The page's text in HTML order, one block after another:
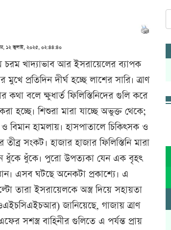
১২ জুলাই, ২০২৫, ০২:৪৪:৪০
চরম খাদ্যাভাব আর ইসরায়েলের ব্যাপক
মুখে প্রতিদিন দীর্ঘ হচ্ছে লাশের সারি। ত্রাণ
কথা বলে ক্ষুধার্ত ফিলিস্তিনিদের গুলি করে
হচ্ছে। শিশুরা মারা যাচ্ছে অভুক্ত থেকে;
বিমান হামলায়। হাসপাতালে চিকিৎসক ও
তীব্র সংকট। হাজার হাজার ফিলিস্তিনি মারা
ধুঁকে ধুঁকে। পুরো উপত্যকা যেন এক বৃহৎ
এসব ঘটছে অনেকটা প্রকাশ্যে। এ
তারা ইসরায়েলকে অস্ত্র দিয়ে সহায়তা
জানিয়েছে, গাজায় ত্রাণ
সশস্ত্র বাহিনীর গুলিতে এ পর্যন্ত প্রায়